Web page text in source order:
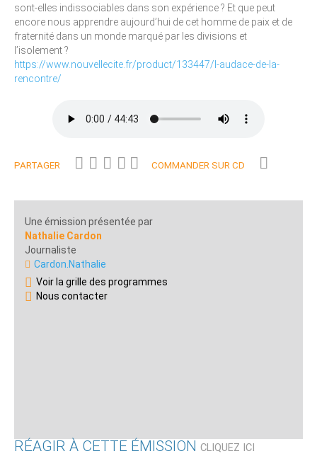
sont-elles indissociables dans son expérience ? Et que peut
encore nous apprendre aujourd’hui de cet homme de paix et de
fraternité dans un monde marqué par les divisions et
l’isolement ?
https://www.nouvellecite.fr/product/133447/l-audace-de-la-
rencontre/
PARTAGER COMMANDER SUR CD
Une émission présentée par
Nathalie Cardon
Journaliste
Cardon.Nathalie
Voir la grille des programmes
Nous contacter
RÉAGIR À CETTE ÉMISSION CLIQUEZ ICI